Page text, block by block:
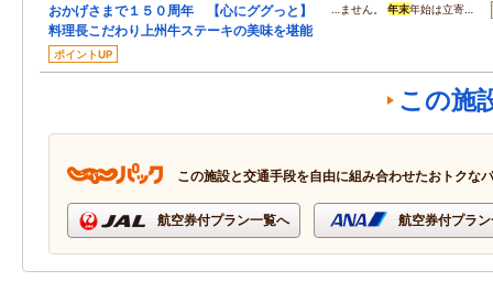
おかげさまで１５０周年 【心にググっと】
料理長こだわり上州牛ステーキの美味を堪能
ポイントUP
…ません。年末年始は立寄…
この施
この施設と交通手段を自由に組み合わせたおトクな
航空券付プラン一覧へ 航空券付プラ